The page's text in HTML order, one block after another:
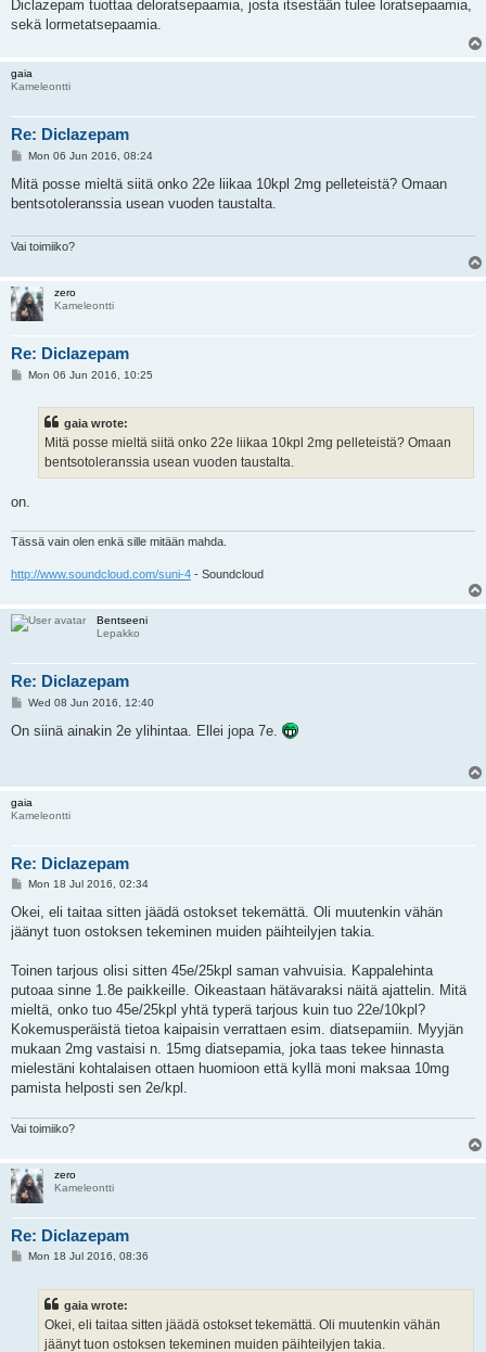
Diclazepam tuottaa deloratsepaamia, josta itsestään tulee loratsepaamia,
sekä lormetatsepaamia.
gaia
Kameleontti
Re: Diclazepam
P
s
Mon 06 Jun 2016, 08:24
Mitä posse mieltä siitä onko 22e liikaa 10kpl 2mg pelleteistä? Omaan
bentsotoleranssia usean vuoden taustalta.
Vai toimiiko?
zero
Kameleontti
Re: Diclazepam
PMon 06 Jun 2016, 10:25
gaia wrote:
Mitä posse mieltä siitä onko 22e liikaa 10kpl 2mg pelleteistä? Omaan
bentsotoleranssia usean vuoden taustalta.
on.
Tässä vain olen enkä sille mitään mahda.
http://www.soundcloud.com/suni-4 - Soundcloud
Bentseeni
Lepakko
Re: Diclazepam
P
s
Wed 08 Jun 2016, 12:40
On siinä ainakin 2e ylihintaa. Ellei jopa 7e.
gaia
Kameleontti
Re: Diclazepam
P
s
Mon 18 Jul 2016, 02:34
Okei, eli taitaa sitten jäädä ostokset tekemättä. Oli muutenkin vähän
jäänyt tuon ostoksen tekeminen muiden päihteilyjen takia.
Toinen tarjous olisi sitten 45e/25kpl saman vahvuisia. Kappalehinta
putoaa sinne 1.8e paikkeille. Oikeastaan hätävaraksi näitä ajattelin. Mitä
mieltä, onko tuo 45e/25kpl yhtä typerä tarjous kuin tuo 22e/10kpl?
Kokemusperäistä tietoa kaipaisin verrattaen esim. diatsepamiin. Myyjän
mukaan 2mg vastaisi n. 15mg diatsepamia, joka taas tekee hinnasta
mielestäni kohtalaisen ottaen huomioon että kyllä moni maksaa 10mg
pamista helposti sen 2e/kpl.
Vai toimiiko?
zero
Kameleontti
Re: Diclazepam
PMon 18 Jul 2016, 08:36
gaia wrote:
Okei, eli taitaa sitten jäädä ostokset tekemättä. Oli muutenkin vähän
jäänyt tuon ostoksen tekeminen muiden päihteilyjen takia.